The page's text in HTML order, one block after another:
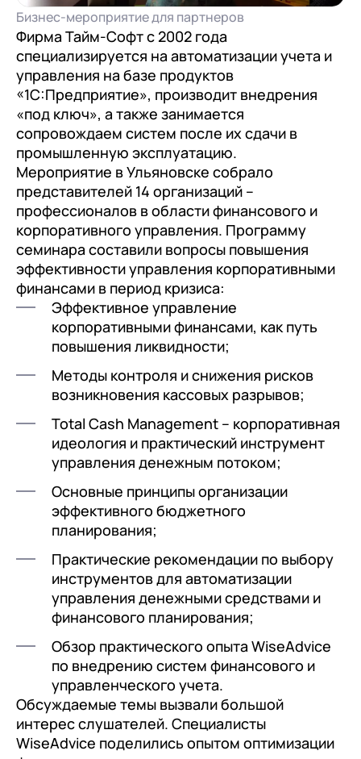
Бизнес-мероприятие для партнеров
Фирма Тайм-Софт с 2002 года
специализируется на автоматизации учета и
управления на базе продуктов
«1С:Предприятие», производит внедрения
«под ключ», а также занимается
сопровождаем систем после их сдачи в
промышленную эксплуатацию.
Мероприятие в Ульяновске собрало
представителей 14 организаций –
профессионалов в области финансового и
корпоративного управления. Программу
семинара составили вопросы повышения
эффективности управления корпоративными
финансами в период кризиса:
Эффективное управление
корпоративными финансами, как путь
повышения ликвидности;
Методы контроля и снижения рисков
возникновения кассовых разрывов;
Total Cash Management – корпоративная
идеология и практический инструмент
управления денежным потоком;
Основные принципы организации
эффективного бюджетного
планирования;
Практические рекомендации по выбору
инструментов для автоматизации
управления денежными средствами и
финансового планирования;
Обзор практического опыта WiseAdvice
по внедрению систем финансового и
управленческого учета.
Обсуждаемые темы вызвали большой
интерес слушателей. Специалисты
WiseAdvice поделились опытом оптимизации
Переход с Terrasoft CRM на 1С:CRM или
1С-Битрикс 24
документооборот (КЭДО)
1С:Кабинет сотрудника
Внутренний документооборот (СЭД)
1С:Документооборот 8
Управление финансами (FRP)
1С:Управление холдингом
WA:Финансист
Отраслевые решения
Легкая логистика
Бизнес-аналитика (BI)
1С:Аналитика
Управление взаимоотношениями
1С:CRM
Лицензии 1С
Сервисы 1С
1С-ЭДО
1С:Контрагент
1С:Фреш
Доки 1С
Прочие отрасли
Контакты
Релокация
Грейды
Истории успеха
Отзывы сотрудников